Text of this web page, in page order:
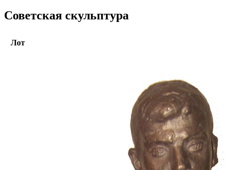
Советская скульптура
Лот